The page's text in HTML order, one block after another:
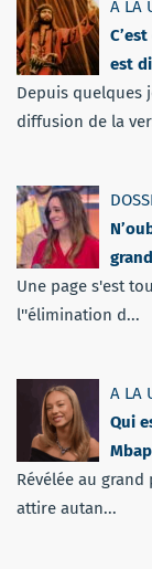
A LA
est
Depuis quelques
diffusion de la
Une page s'est
l''élimination d...
A LA
Qui
Révélée au
attire autan...